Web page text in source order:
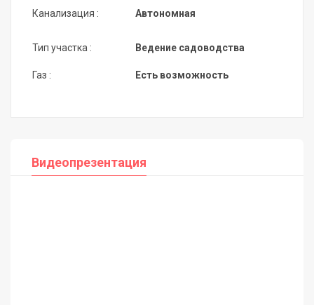
Канализация : Автономная
Тип участка :
Газ :
Ведение садоводства
Есть возможность
Видеопрезентация